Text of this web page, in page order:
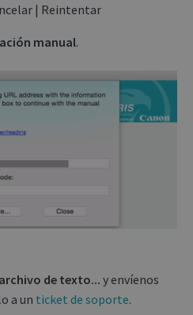
| Reintentar
manual.
de texto... y envíenos
a un ticket de soporte.